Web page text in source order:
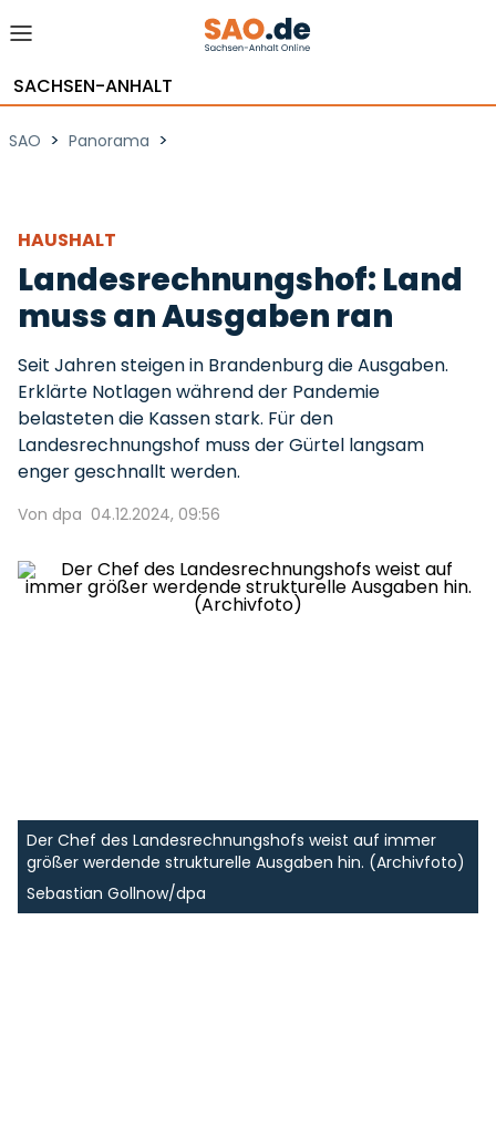
SACHSEN-ANHALT
SAO > Panorama >
HAUSHALT
Landesrechnungshof: Land
muss an Ausgaben ran
Seit Jahren steigen in Brandenburg die Ausgaben.
Erklärte Notlagen während der Pandemie
belasteten die Kassen stark. Für den
Landesrechnungshof muss der Gürtel langsam
enger geschnallt werden.
Von dpa 04.12.2024, 09:56
Der Chef des Landesrechnungshofs weist auf immer
größer werdende strukturelle Ausgaben hin. (Archivfoto)
Sebastian Gollnow/dpa